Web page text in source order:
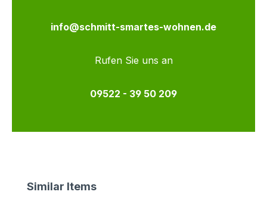
info@schmitt-smartes-wohnen.de
Rufen Sie uns an
09522 - 39 50 209
Produktgalerie überspringen
Similar Items